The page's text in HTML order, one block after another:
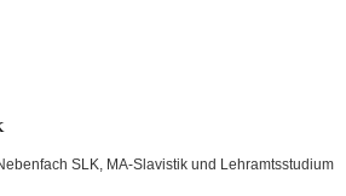
SLK, MA-Slavistik und Lehramtsstudium